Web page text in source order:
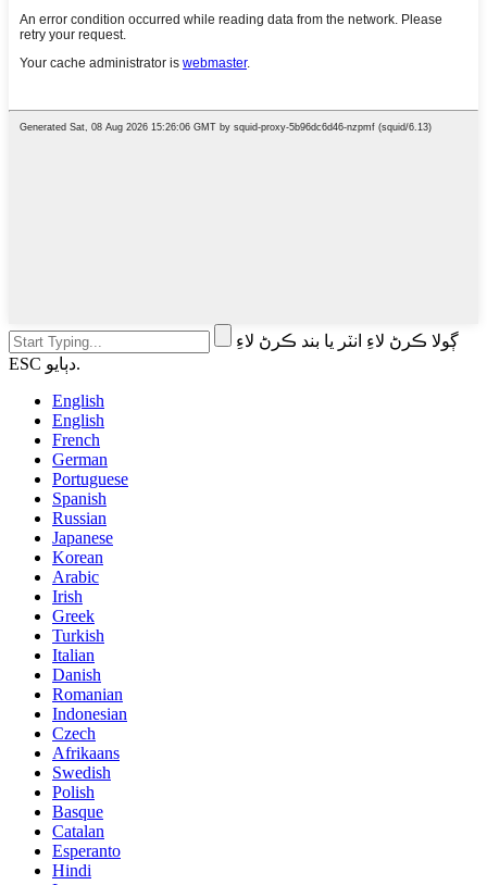
ڳولا ڪرڻ لاءِ انٽر يا بند ڪرڻ لاءِ
ESC دٻايو.
English
English
French
German
Portuguese
Spanish
Russian
Japanese
Korean
Arabic
Irish
Greek
Turkish
Italian
Danish
Romanian
Indonesian
Czech
Afrikaans
Swedish
Polish
Basque
Catalan
Esperanto
Hindi